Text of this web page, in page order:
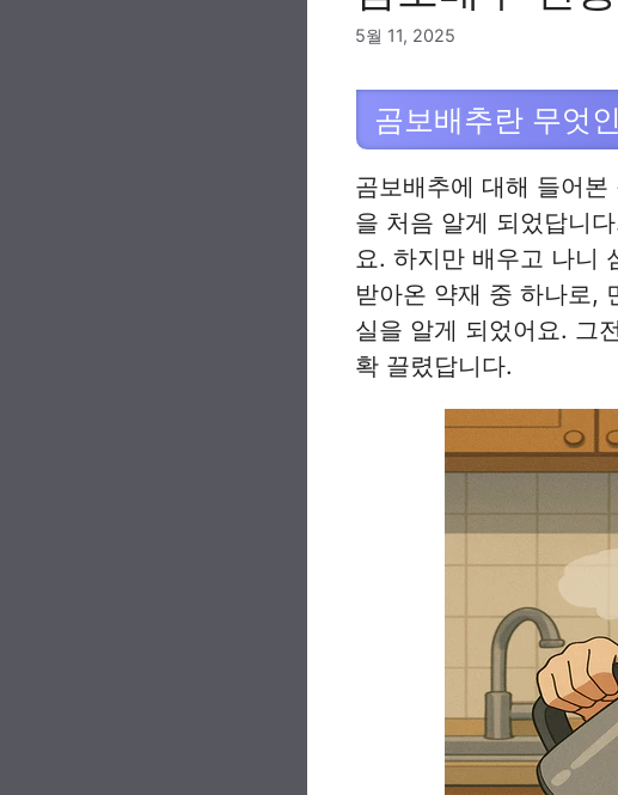
5월 11, 2025
곰보배추란 무엇
곰보배추에 대해 들어
을 처음 알게 되었답니
요. 하지만 배우고 나니
받아온 약재 중 하나로,
실을 알게 되었어요. 그
확 끌렸답니다.